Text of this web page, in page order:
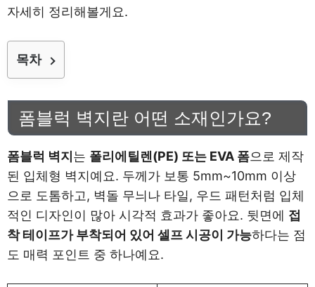
자세히 정리해볼게요.
목차
폼블럭 벽지란 어떤 소재인가요?
폼블럭 벽지 는 폴리에틸렌(PE) 또는 EVA 폼으로 제작
된 입체형 벽지예요. 두께가 보통 5mm~10mm 이상
으로 도톰하고, 벽돌 무늬나 타일, 우드 패턴처럼 입체
적인 디자인이 많아 시각적 효과가 좋아요. 뒷면에 접
착 테이프가 부착되어 있어 셀프 시공이 가능하다는 점
도 매력 포인트 중 하나예요.